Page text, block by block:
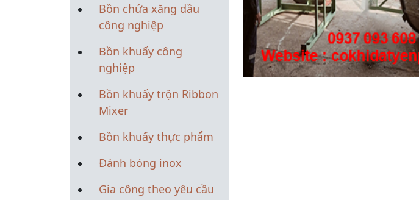
Bồn chứa xăng dầu
công nghiệp
Bồn khuấy công
nghiệp
Bồn khuấy trộn Ribbon
Mixer
Bồn khuấy thực phẩm
Đánh bóng inox
Gia công theo yêu cầu